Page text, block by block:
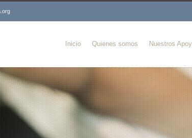
Inicio Quienes somos Nuestros